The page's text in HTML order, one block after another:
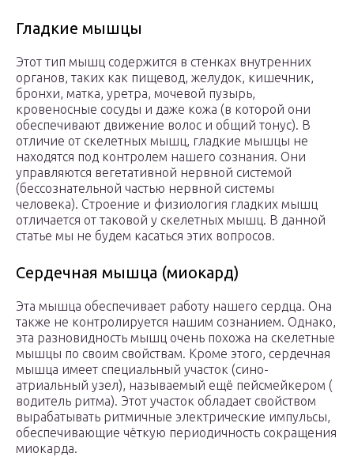
Гладкие мышцы
Этот тип мышц содержится в стенках внутренних
органов, таких как пищевод, желудок, кишечник,
бронхи, матка, уретра, мочевой пузырь,
кровеносные сосуды и даже кожа (в которой они
обеспечивают движение волос и общий тонус). В
отличие от скелетных мышц, гладкие мышцы не
находятся под контролем нашего сознания. Они
управляются вегетативной нервной системой
(бессознательной частью нервной системы
человека). Строение и физиология гладких мышц
отличается от таковой у скелетных мышц. В данной
статье мы не будем касаться этих вопросов.
Сердечная мышца (миокард)
Эта мышца обеспечивает работу нашего сердца. Она
также не контролируется нашим сознанием. Однако,
эта разновидность мышц очень похожа на скелетные
мышцы по своим свойствам. Кроме этого, сердечная
мышца имеет специальный участок (сино-
атриальный узел), называемый ещё пейсмейкером (
водитель ритма). Этот участок обладает свойством
вырабатывать ритмичные электрические импульсы,
обеспечивающие чёткую периодичность сокращения
миокарда.